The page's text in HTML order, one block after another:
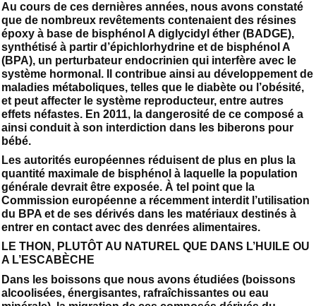
Au cours de ces dernières années, nous avons constaté
que de nombreux revêtements contenaient des résines
époxy à base de bisphénol A diglycidyl éther (BADGE),
synthétisé à partir d’épichlorhydrine et de bisphénol A
(BPA), un perturbateur endocrinien qui interfère avec le
système hormonal. Il contribue ainsi au développement de
maladies métaboliques, telles que le diabète ou l’obésité,
et peut affecter le système reproducteur, entre autres
effets néfastes. En 2011, la dangerosité de ce composé a
ainsi conduit à son interdiction dans les biberons pour
bébé.
Les autorités européennes réduisent de plus en plus la
quantité maximale de bisphénol à laquelle la population
générale devrait être exposée. À tel point que la
Commission européenne a récemment interdit l’utilisation
du BPA et de ses dérivés dans les matériaux destinés à
entrer en contact avec des denrées alimentaires.
LE THON, PLUTÔT AU NATUREL QUE DANS L’HUILE OU
A L’ESCABÈCHE
Dans les boissons que nous avons étudiées (boissons
alcoolisées, énergisantes, rafraîchissantes ou eau